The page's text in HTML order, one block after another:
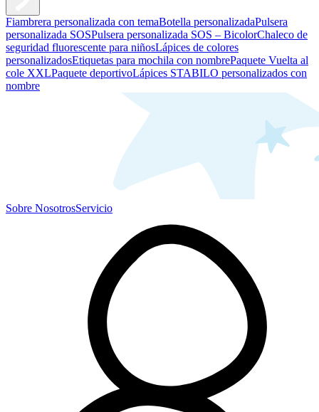
Fiambrera personalizada con temaBotella personalizadaPulsera
personalizada SOSPulsera personalizada SOS – BicolorChaleco de
seguridad fluorescente para niñosLápices de colores
personalizadosEtiquetas para mochila con nombrePaquete Vuelta al
cole XXLPaquete deportivoLápices STABILO personalizados con
nombre
Sobre NosotrosServicio